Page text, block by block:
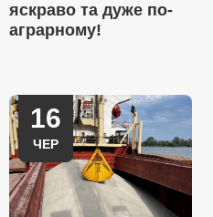
яскраво та дуже по-
аграрному!
16
ЧЕР